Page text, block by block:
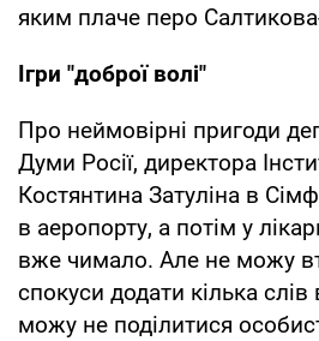
яким плаче перо
Ігри "доброї волі"
Про неймовірні пригоди
Думи Росії, директора
Костянтина Затуліна в
в аеропорту, а потім у
вже чимало. Але не можу
спокуси додати кілька слів
можу не поділитися